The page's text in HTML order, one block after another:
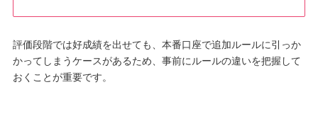
評価段階では好成績を出せても、本番口座で追加ルールに引っか
かってしまうケースがあるため、事前にルールの違いを把握して
おくことが重要です。